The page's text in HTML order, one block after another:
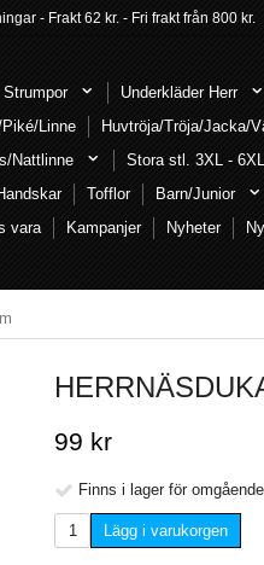
- Frakt 62 kr. - Fri frakt från 800 kr.
Strumpor Underkläder Herr
Linne
Huvtröja/Tröja/Jacka/
Nattlinne
Stora stl. 3XL - 6XL
Tofflor Barn/Junior
vara
Kampanjer Nyheter
99 kr
Finns i lager för
Lägg i varukorgen